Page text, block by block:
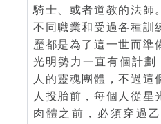
騎士、或者道教的法師
不同職業和受過各種訓
歷都是為了這一世而準
光明勢力一直有個計
人的靈魂團體，不過這
人投胎前，每個人從星
肉體之前，必須穿過